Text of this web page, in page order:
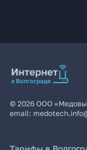
© 2026 ООО
email: